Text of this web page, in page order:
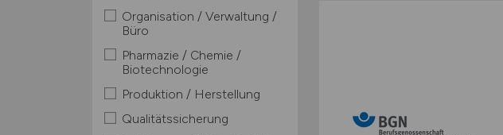
Organisation / Verwaltung /
Büro
Pharmazie / Chemie /
Biotechnologie
Produktion / Herstellung
Qualitätssicherung